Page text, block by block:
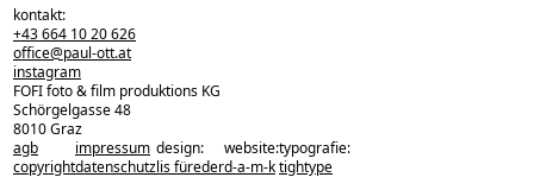
zurück zu den projekten
kontakt:
+43 664 10 20 626
office@paul-ott.at
instagram
FOFI foto & film produktions KG
Schörgelgasse 48
8010 Graz
agb
copyright
impressum
datenschutz
design:
lis füreder
website:
d-a-m-k
typografie:
tightype